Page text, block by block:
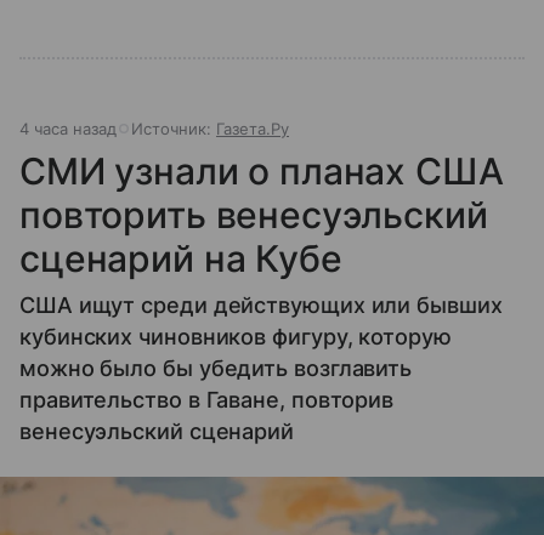
4 часа назад Источник: Газета.Ру
СМИ узнали о планах США
повторить венесуэльский
сценарий на Кубе
США ищут среди действующих или бывших
кубинских чиновников фигуру, которую
можно было бы убедить возглавить
правительство в Гаване, повторив
венесуэльский сценарий